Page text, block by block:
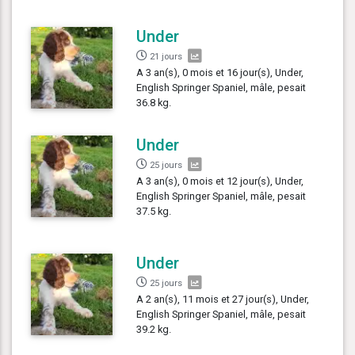
Under
21 jours
A 3 an(s), 0 mois et 16 jour(s), Under,
English Springer Spaniel, mâle, pesait
36.8 kg.
Under
25 jours
A 3 an(s), 0 mois et 12 jour(s), Under,
English Springer Spaniel, mâle, pesait
37.5 kg.
Under
25 jours
A 2 an(s), 11 mois et 27 jour(s), Under,
English Springer Spaniel, mâle, pesait
39.2 kg.